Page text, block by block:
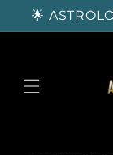
İçeriğe
atla
🌟